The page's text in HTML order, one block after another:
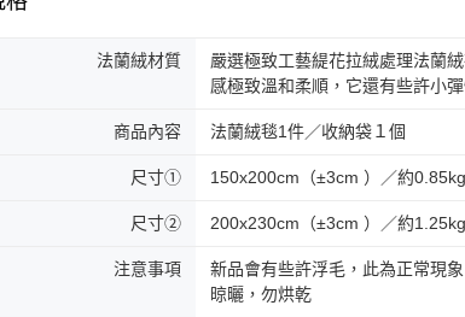
法蘭絨材質
嚴選極致工藝緹花拉絨處理法蘭
感極致溫和柔順，它還有些許小
商品內容 法蘭絨毯1件／收納袋１個
尺寸① 150x200cm（±3cm ）／約0.85kg
尺寸② 200x230cm（±3cm ）／約1.25kg
注意事項
新品會有些許浮毛，此為正常現
晾曬，勿烘乾